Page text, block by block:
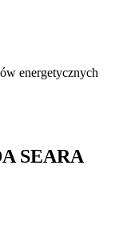
energetycznych
SEARA